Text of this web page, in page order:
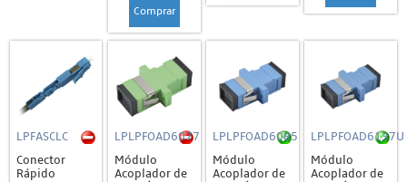
Comprar
LPFASCLC
Conector
Rápido
LPLPFOAD6077
Módulo
Acoplador de
LPLPFOAD6085
Módulo
Acoplador de
LPLPFOAD6137U
Módulo
Acoplador de